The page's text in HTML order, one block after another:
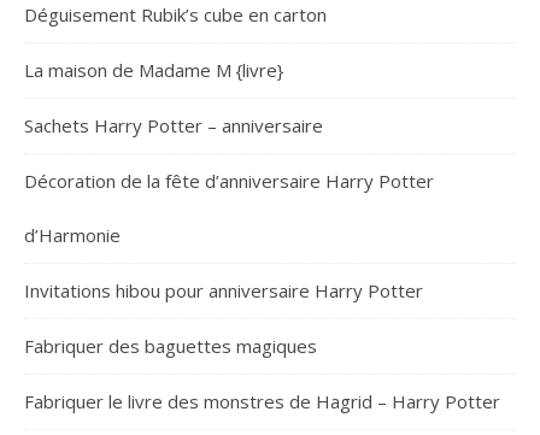
Déguisement Rubik’s cube en carton
La maison de Madame M {livre}
Sachets Harry Potter – anniversaire
Décoration de la fête d’anniversaire Harry Potter
d’Harmonie
Invitations hibou pour anniversaire Harry Potter
Fabriquer des baguettes magiques
Fabriquer le livre des monstres de Hagrid – Harry Potter